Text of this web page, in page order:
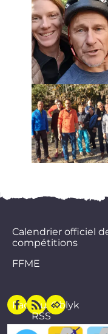
Calendrier officiel
compétitions
FFME
Facebook
Flux
RSS
Oblyk